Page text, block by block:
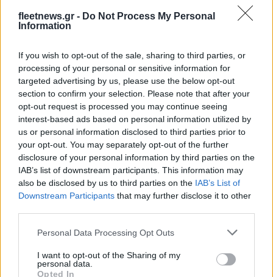
fleetnews.gr - Do Not Process My Personal
Information
If you wish to opt-out of the sale, sharing to third parties, or
processing of your personal or sensitive information for
targeted advertising by us, please use the below opt-out
section to confirm your selection. Please note that after your
opt-out request is processed you may continue seeing
interest-based ads based on personal information utilized by
us or personal information disclosed to third parties prior to
your opt-out. You may separately opt-out of the further
disclosure of your personal information by third parties on the
IAB’s list of downstream participants. This information may
also be disclosed by us to third parties on the IAB’s List of
Downstream Participants that may further disclose it to other
Please note that this website/app uses one or more Google
not limited to your visit or usage behaviour. You may click to
grant or deny consent to Google and its third-party tags to
Personal Data Processing Opt Outs
I want to opt-out of the Sharing of my
personal data.
Opted In
Μιλγουόκι Μπακς: Η ζωή
Ντουμπάι ο Σενγκέλια (pics)
HELLENiQ ENERGY: Κέρδη 393 εκατ. ευρώ στο α' εξάμηνο –
Στα 734 εκατ. ευρώ τα EBITDA
Viohalco: Αυξημένος κατά
14% ο τζίρος στο α'
ΥΠΕΘΟΟ: Νέες επενδύσεις
την Ενέργεια